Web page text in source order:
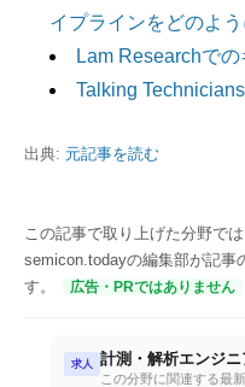
イプラインをどのよ
Lam Researchで
Talking
出典: 元記事を読む
この記事で取り上げた分野では
semicon.todayの編集部が記事
す。
広告・PRではありません
求人 計測・解析エンジニ
この分野に関連する最